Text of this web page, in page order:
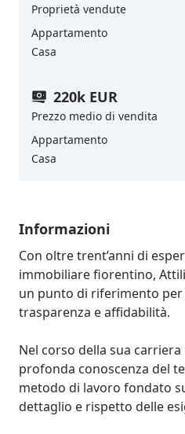
Proprietà vendute
Appartamento
Casa
220k EUR
Prezzo medio di vendita
Appartamento
Casa
Informazioni
Con oltre trent’anni di
immobiliare fiorentino,
un punto di riferimento per
trasparenza e affidabilità.
Nel corso della sua
profonda conoscenza del
metodo di lavoro fondato
dettaglio e rispetto delle